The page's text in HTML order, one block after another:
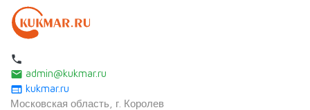
local_phone
email admin@kukmar.ru
web kukmar.ru
Московская область, г. Королев